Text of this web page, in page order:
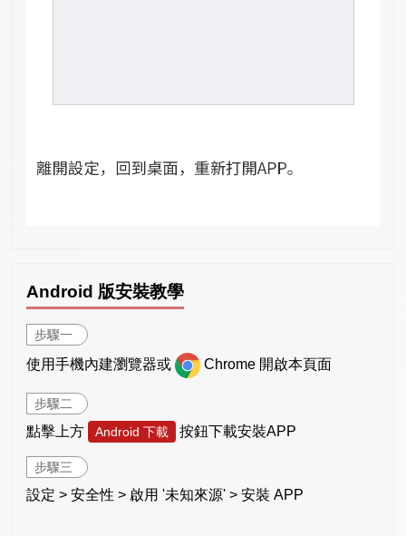
Android 版安裝教學
步驟一
使用手機內建瀏覽器或 Chrome 開啟本頁面
步驟二
點擊上方 Android 下載 按鈕下載安裝APP
步驟三
設定 > 安全性 > 啟用 '未知來源' > 安裝 APP